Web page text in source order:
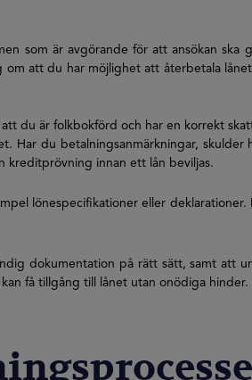
som är avgörande för att ansökan ska
att du har möjlighet att återbetala
du är folkbokförd och har en korrekt
Har du betalningsanmärkningar, skulder
kreditprövning innan ett lån beviljas.
lönespecifikationer eller deklarationer.
dokumentation på rätt sätt, samt att
få tillgång till lånet utan onödiga hinder.